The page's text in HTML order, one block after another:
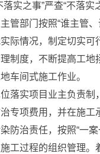
落实之事”严查“不落实
管部门按照“谁主管、
际情况，制定切实可
制度，不断提高工地
车间式施工作业。
实项目业主负责制
专项费用，并在施工
防治责任，按照“一
工过程的组织管理。